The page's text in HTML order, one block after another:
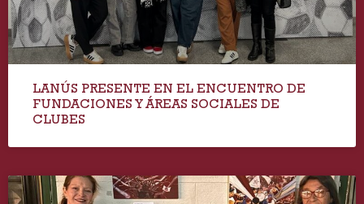
LANÚS PRESENTE EN EL ENCUENTRO DE
FUNDACIONES Y ÁREAS SOCIALES DE
CLUBES